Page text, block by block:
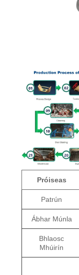
Próiseas
Patrún
Ábhar Múnla
Bhlaosc
Mhúirín